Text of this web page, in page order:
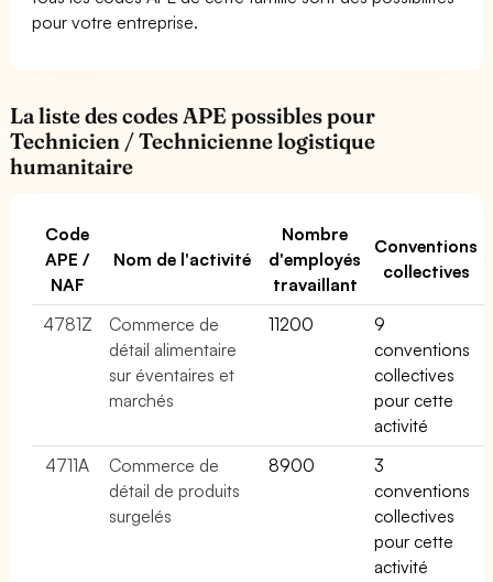
pour votre entreprise.
La liste des codes APE possibles pour
Technicien / Technicienne logistique
humanitaire
Code
APE /
NAF
Nom de l'activité
Nombre
d'employés
travaillant
Conventions
collectives
4781Z
Commerce de
détail alimentaire
sur éventaires et
marchés
11200
9
conventions
collectives
pour cette
activité
4711A
Commerce de
détail de produits
surgelés
8900
3
conventions
collectives
pour cette
activité